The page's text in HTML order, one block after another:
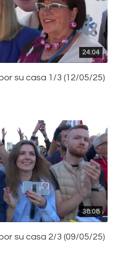
24:04
su casa 1/3 (12/05/25)
38:08
su casa 2/3 (09/05/25)